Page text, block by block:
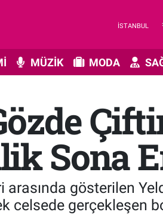
MÜZİK MODA
Sona
arasında gösterilen
celsede gerçekleşen